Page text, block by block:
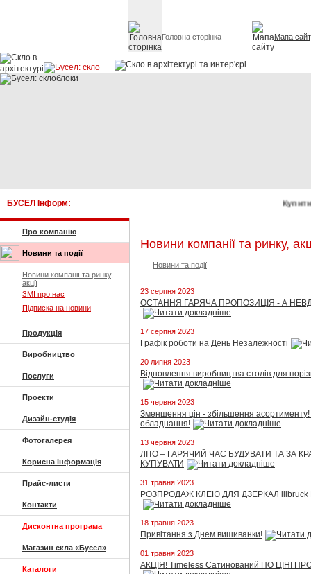
Головна сторінка Мапа
БУСЕЛ Інформ:
Про компанію
Новини та події
Новини компанії та ринку,
акції
ЗМІ про нас
Підписка на новини
Продукція
Виробництво
Послуги
Проекти
Дизайн-студія
Фотогалерея
Корисна інформація
Прайс-листи
Контакти
Дисконтна програма
Магазин скла «Бусел»
Каталоги
Новини компанії та ринку,
Новини та події
23 серпня 2023
ОСТАННЯ ГАРЯЧА ПРОПОЗИЦІЯ - А
17 серпня 2023
Графік роботи на День Незалежності
20 липня 2023
Відновлення виробництва столів для
15 червня 2023
Зменшення цін - збільшення асортименту!
обладнання!
13 червня 2023
ЛІТО – ГАРЯЧИЙ ЧАС БУДУВАТИ ТА ЗА
КУПУВАТИ
31 травня 2023
РОЗПРОДАЖ КЛЕЮ ДЛЯ ДЗЕРКАЛ illbruck
18 травня 2023
Привітання з Днем вишиванки!
01 травня 2023
АКЦІЯ! Timeless Сатинований ПО ЦІНІ